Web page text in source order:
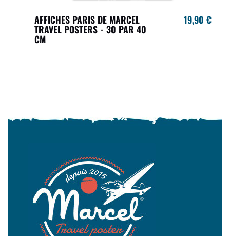
AFFICHES PARIS DE MARCEL
TRAVEL POSTERS - 30 PAR 40
CM
19,90 €